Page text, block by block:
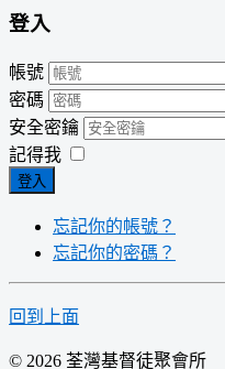
登入
帳號
密碼
安全密鑰
記得我
登入
忘記你的帳號？
忘記你的密碼？
回到上面
© 2026 荃灣基督徒聚會所